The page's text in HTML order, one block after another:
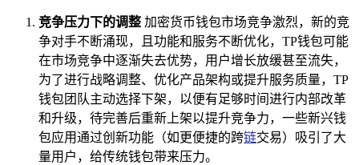
竞争压力下的调整 加密货币钱包市场竞争激烈，新的竞
争对手不断涌现，且功能和服务不断优化，TP钱包可能
在市场竞争中逐渐失去优势，用户增长放缓甚至流失，
为了进行战略调整、优化产品架构或提升服务质量，TP
钱包团队主动选择下架，以便有足够时间进行内部改革
和升级，待完善后重新上架以提升竞争力，一些新兴钱
包应用通过创新功能（如更便捷的跨链交易）吸引了大
量用户，给传统钱包带来压力。